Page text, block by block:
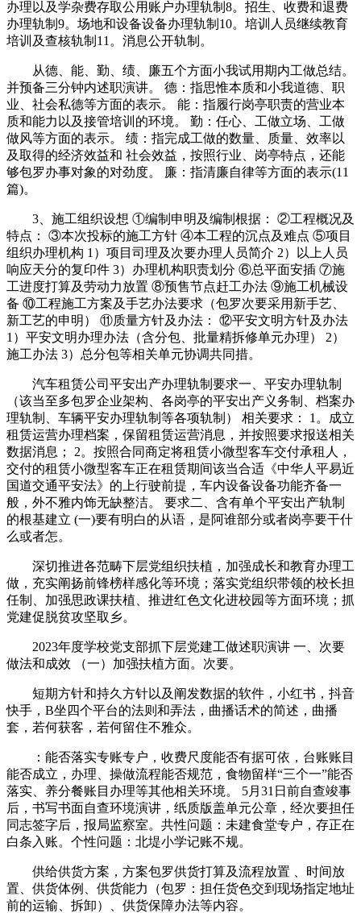
办理以及学杂费存取公用账户办理轨制8。招生、收费和退费
办理轨制9。场地和设备设备办理轨制10。培训人员继续教育
培训及查核轨制11。消息公开轨制。
从德、能、勤、绩、廉五个方面小我试用期内工做总结。
并预备三分钟内述职演讲。 德：指思惟本质和小我道德、职
业、社会私德等方面的表示。 能：指履行岗亭职责的营业本
质和能力以及接管培训的环境。 勤：任心、工做立场、工做
做风等方面的表示。 绩：指完成工做的数量、质量、效率以
及取得的经济效益和 社会效益，按照行业、岗亭特点，还能
够包罗办事对象的对劲度。 廉：指清廉自律等方面的表示(11
篇)。
3、施工组织设想 ①编制申明及编制根据： ②工程概况及
特点： ③本次投标的施工方针 ④本工程的沉点及难点 ⑤项目
组织办理机构 1）项目司理及次要办理人员简介 2）以上人员
响应天分的复印件 3）办理机构职责划分 ⑥总平面安插 ⑦施
工进度打算及劳动力放置 ⑧预售节点赶工办法 ⑨施工机械设
备 ⑩工程施工方案及手艺办法要求（包罗次要采用新手艺、
新工艺的申明） ⑪质量方针及办法： ⑫平安文明方针及办法
1）平安文明办理办法（含分包、批量精拆修单元办理） 2）
施工办法 3）总分包等相关单元协调共同措。
汽车租赁公司平安出产办理轨制要求一、平安办理轨制
（该当至多包罗企业架构、各岗亭的平安出产义务制、档案办
理轨制、车辆平安办理轨制等各项轨制） 相关要求： 1。成立
租赁运营办理档案，保留租赁运营消息，并按照要求报送相关
数据消息； 2。按照合同商定将租赁小微型客车交付承租人，
交付的租赁小微型客车正在租赁期间该当合适《中华人平易近
国道交通平安法》的上行驶前提，车内设备设备功能齐备一
般，外不雅内饰无缺整洁。 要求二、含有单个平安出产轨制
的根基建立 (一)要有明白的从语，是阿谁部分或者岗亭要干什
么或者怎。
深切推进各范畴下层党组织扶植，加强成长和教育办理工
做，充实阐扬前锋榜样感化等环境；落实党组织带领的校长担
任制、加强思政课扶植、推进红色文化进校园等方面环境；抓
党建促脱贫攻坚取乡。
2023年度学校党支部抓下层党建工做述职演讲 一、次要
做法和成效 （一）加强扶植方面。次要。
短期方针和持久方针以及阐发数据的软件，小红书，抖音
快手，B坐四个平台的法则和弄法，曲播话术的简述，曲播
套，若何获客，若何留住不雅众。
：能否落实专账专户，收费尺度能否有据可依，台账账目
能否成立，办理、操做流程能否规范，食物留样“三个一”能否
落实、养分餐账目办理等其他相关环境。 5月31日前自查竣事
后，书写书面自查环境演讲，纸质版盖单元公章，经次要担任
同志签字后，报局监察室。共性问题：未建食堂专户，存正在
白条入账。个性问题：北堤小学记账不规。
供给供货方案，方案包罗供货打算及流程放置 、时间放
置、供货体例、供货能力（包罗：担任货色交到现场指定地址
前的运输、拆卸）、供货保障办法等内容。